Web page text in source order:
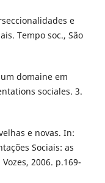
e
Tempo soc., São
um domaine em
sociales. 3.
e novas. In:
Sociais: as
2006. p.169-